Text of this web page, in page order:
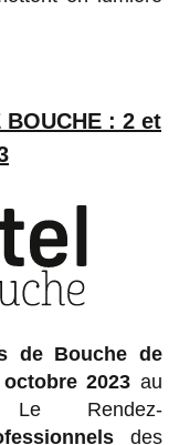
BOUCHE : 2 et
de Bouche de
2023 au
Rendez-
des